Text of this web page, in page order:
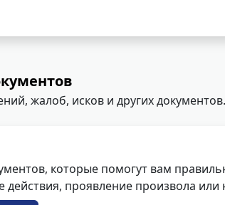
жалоб, исков и других документов.
которые помогут вам
действия, проявление произвола